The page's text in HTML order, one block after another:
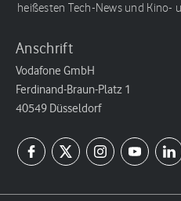
heißesten Tech-News und Kino-
Anschrift
Vodafone GmbH
Ferdinand-Braun-Platz 1
40549 Düsseldorf